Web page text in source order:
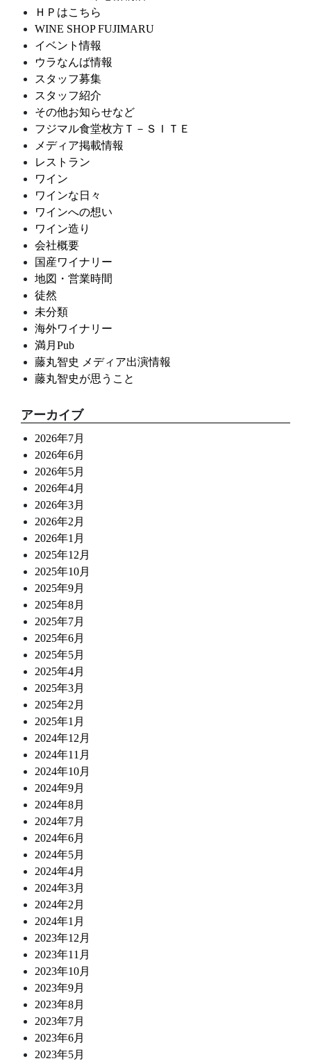
ＨＰはこちら
WINE SHOP FUJIMARU
イベント情報
ウラなんば情報
スタッフ募集
スタッフ紹介
その他お知らせなど
フジマル食堂枚方Ｔ－ＳＩＴＥ
メディア掲載情報
レストラン
ワイン
ワインな日々
ワインへの想い
ワイン造り
会社概要
国産ワイナリー
地図・営業時間
徒然
未分類
海外ワイナリー
満月Pub
藤丸智史 メディア出演情報
藤丸智史が思うこと
アーカイブ
2026年7月
2026年6月
2026年5月
2026年4月
2026年3月
2026年2月
2026年1月
2025年12月
2025年10月
2025年9月
2025年8月
2025年7月
2025年6月
2025年5月
2025年4月
2025年3月
2025年2月
2025年1月
2024年12月
2024年11月
2024年10月
2024年9月
2024年8月
2024年7月
2024年6月
2024年5月
2024年4月
2024年3月
2024年2月
2024年1月
2023年12月
2023年11月
2023年10月
2023年9月
2023年8月
2023年7月
2023年6月
2023年5月